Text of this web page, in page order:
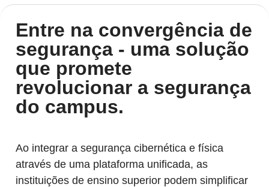
Entre na convergência de
segurança - uma solução
que promete
revolucionar a segurança
do campus.
Ao integrar a segurança cibernética e física
através de uma plataforma unificada, as
instituições de ensino superior podem simplificar